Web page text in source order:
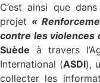
C’est ainsi que
projet «
contre les violences
Suède à travers
International (ASDI),
collecter les